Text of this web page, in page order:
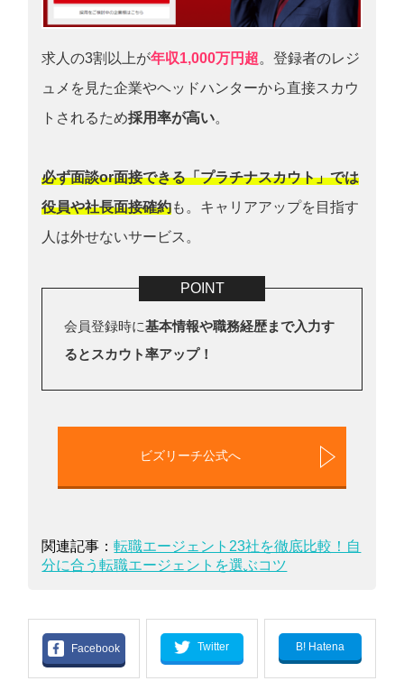
求人の3割以上が年収1,000万円超。登録者のレジ
ュメを見た企業やヘッドハンターから直接スカウ
トされるため採用率が高い。
必ず面談or面接できる「プラチナスカウト」では
役員や社長面接確約も。キャリアアップを目指す
人は外せないサービス。
会員登録時に基本情報や職務経歴まで入力す
るとスカウト率アップ！
ビズリーチ公式へ
関連記事：転職エージェント23社を徹底比較！自
分に合う転職エージェントを選ぶコツ
Facebook Twitter B! Hatena